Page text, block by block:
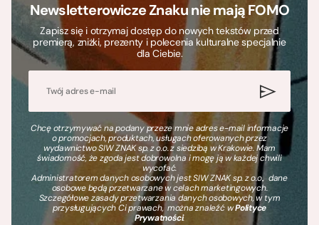
Newsletterowicze Znaku nie mają FOMO
Zapisz się i otrzymaj dostęp do nowych tekstów przed
premierą, zniżki, prezenty i polecenia kulturalne specjalnie
dla Ciebie.
Chcę otrzymywać na podany przeze mnie adres e-mail informacje
o promocjach, produktach, usługach oferowanych przez
wydawnictwo SIW ZNAK sp. z o.o. z siedzibą w Krakowie. Mam
świadomość, że zgoda jest dobrowolna i mogę ją w każdej chwili
wycofać.
Administratorem danych osobowych jest SIW ZNAK sp. z o.o., dane
osobowe będą przetwarzane w celach marketingowych.
Szczegółowe zasady przetwarzania danych osobowych, w tym
przysługujących Ci prawach, można znaleźć wPolityce
Prywatności.